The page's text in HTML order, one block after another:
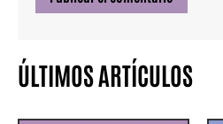
ÚLTIMOS ARTÍCULOS